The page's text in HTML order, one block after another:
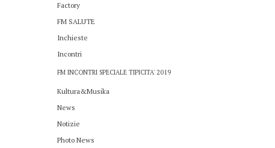
Factory
FM SALUTE
Inchieste
Incontri
FM INCONTRI SPECIALE TIPICITA' 2019
Kultura&Musika
News
Notizie
Photo News